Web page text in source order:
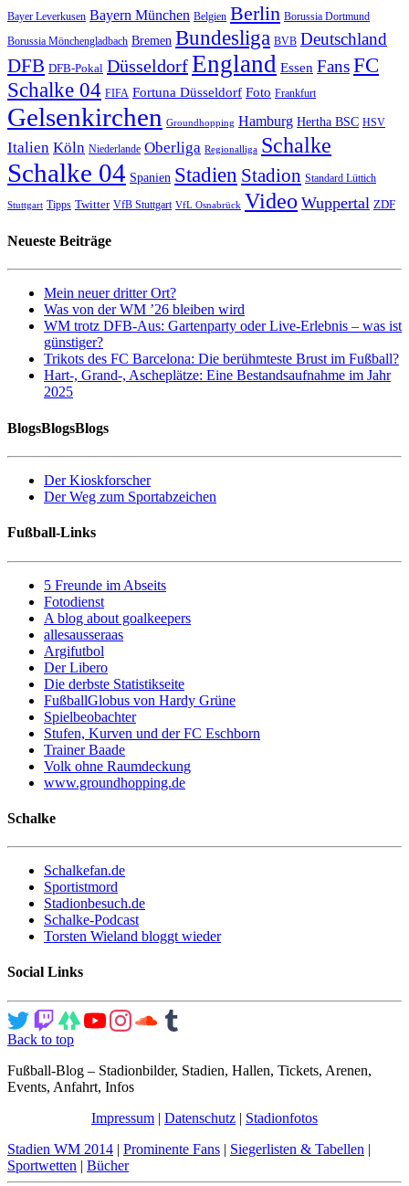
Bayer Leverkusen Bayern München Belgien Berlin Borussia Dortmund
Borussia Mönchengladbach Bremen Bundesliga BVB Deutschland
DFB DFB-Pokal DüsseldorfEngland Essen FansFC
Schalke 04 FIFA Fortuna Düsseldorf Foto Frankfurt
Gelsenkirchen Groundhopping Hamburg Hertha BSC HSV
Italien Köln Niederlande Oberliga Regionalliga Schalke
Schalke 04 Spanien Stadien Stadion Standard Lüttich
Stuttgart Tipps Twitter VfB Stuttgart VfL Osnabrück Video Wuppertal ZDF
Neueste Beiträge
Mein neuer dritter Ort?
Was von der WM ’26 bleiben wird
WM trotz DFB-Aus: Gartenparty oder Live-Erlebnis – was ist
günstiger?
Trikots des FC Barcelona: Die berühmteste Brust im Fußball?
Hart-, Grand-, Ascheplätze: Eine Bestandsaufnahme im Jahr
2025
BlogsBlogsBlogs
Der Kioskforscher
Der Weg zum Sportabzeichen
Fußball-Links
5 Freunde im Abseits
Fotodienst
A blog about goalkeepers
allesausseraas
Argifutbol
Der Libero
Die derbste Statistikseite
FußballGlobus von Hardy Grüne
Spielbeobachter
Stufen, Kurven und der FC Eschborn
Trainer Baade
Volk ohne Raumdeckung
www.groundhopping.de
Schalke
Schalkefan.de
Sportistmord
Stadionbesuch.de
Schalke-Podcast
Torsten Wieland bloggt wieder
Social Links
Back to top
Fußball-Blog – Stadionbilder, Stadien, Hallen, Tickets, Arenen,
Events, Anfahrt, Infos
Impressum | Datenschutz | Stadionfotos
Stadien WM 2014 | Prominente Fans | Siegerlisten & Tabellen |
Sportwetten | Bücher